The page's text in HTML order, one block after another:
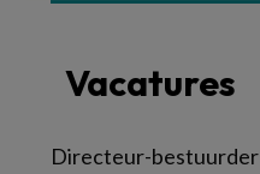
Vacatures
Directeur-bestuurder